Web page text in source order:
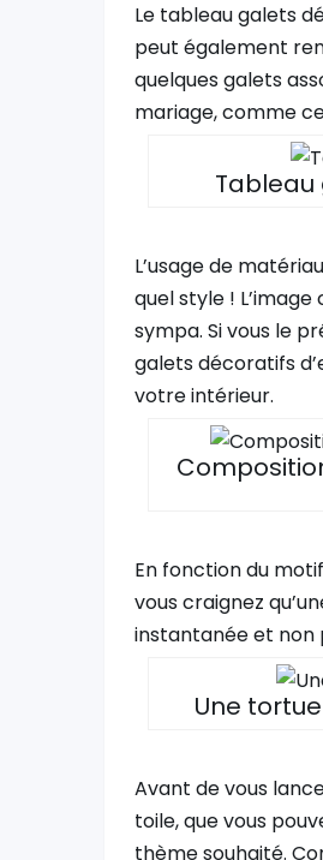
Le tableau galets
peut également
quelques galets
mariage, comme
L’usage de
quel style !
sympa. Si vous le
galets décoratifs
votre intérieur.
En fonction du
vous craignez
instantanée et non
Une
Avant de vous
toile, que vous
thème souhaité.